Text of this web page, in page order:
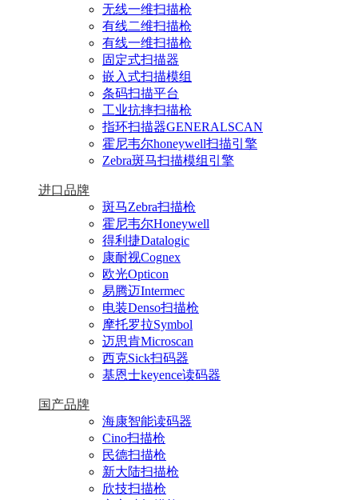
无线一维扫描枪
有线二维扫描枪
有线一维扫描枪
固定式扫描器
嵌入式扫描模组
条码扫描平台
工业抗摔扫描枪
指环扫描器GENERALSCAN
霍尼韦尔honeywell扫描引擎
Zebra斑马扫描模组引擎
进口品牌
斑马Zebra扫描枪
霍尼韦尔Honeywell
得利捷Datalogic
康耐视Cognex
欧光Opticon
易腾迈Intermec
电装Denso扫描枪
摩托罗拉Symbol
迈思肯Microscan
西克Sick扫码器
基恩士keyence读码器
国产品牌
海康智能读码器
Cino扫描枪
民德扫描枪
新大陆扫描枪
欣技扫描枪